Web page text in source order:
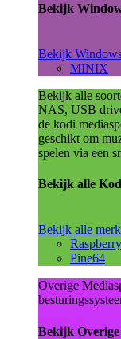
Bekijk
Bekijk
MINIX
Bekijk alle
NAS, USB
de kodi
geschikt om
spelen via een
Bekijk alle
Bekijk alle
Pine64
Overige
Bekijk